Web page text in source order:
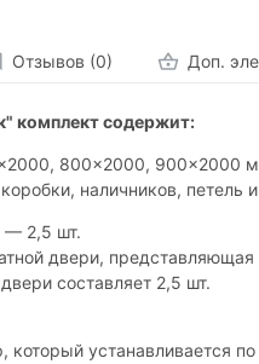
Отзывов (0) Доп.
комплект содержит:
800x2000, 900x2000
наличников, петель и
— 2,5 шт.
двери,
составляет 2,5 шт.
который